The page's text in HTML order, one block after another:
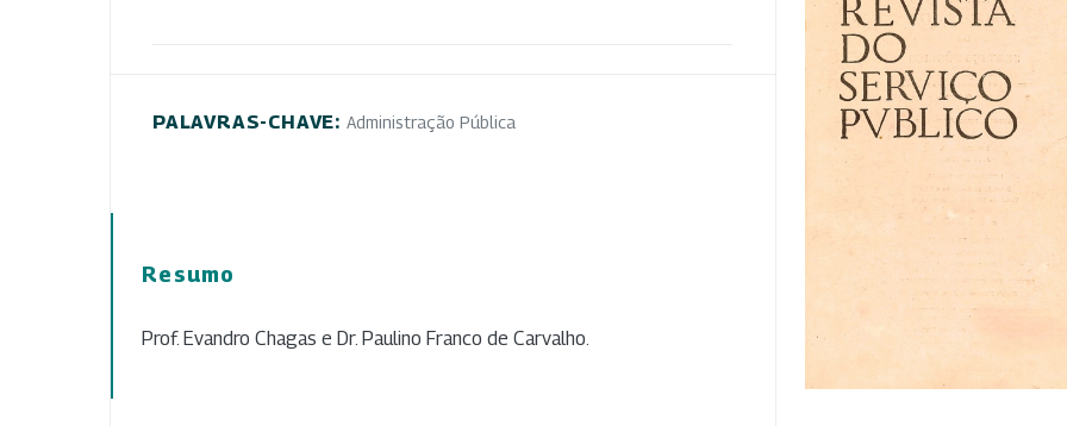
PALAVRAS-CHAVE: Administração Pública
Resumo
Prof. Evandro Chagas e Dr. Paulino Franco de Carvalho.